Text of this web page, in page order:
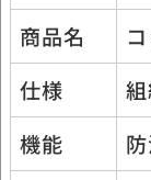
商品名
仕様
機能